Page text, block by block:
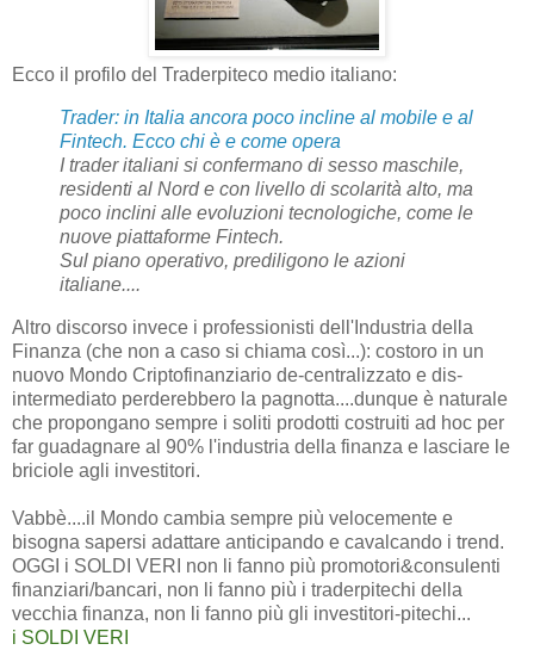
Ecco il profilo del Traderpiteco medio italiano:
Trader: in Italia ancora poco incline al mobile e al
Fintech. Ecco chi è e come opera
I trader italiani si confermano di sesso maschile,
residenti al Nord e con livello di scolarità alto, ma
poco inclini alle evoluzioni tecnologiche, come le
nuove piattaforme Fintech.
Sul piano operativo, prediligono le azioni
italiane....
Altro discorso invece i professionisti dell'Industria della
Finanza (che non a caso si chiama così...): costoro in un
nuovo Mondo Criptofinanziario de-centralizzato e dis-
intermediato perderebbero la pagnotta....dunque è naturale
che propongano sempre i soliti prodotti costruiti ad hoc per
far guadagnare al 90% l'industria della finanza e lasciare le
briciole agli investitori.
Vabbè....il Mondo cambia sempre più velocemente e
bisogna sapersi adattare anticipando e cavalcando i trend.
OGGI i SOLDI VERI non li fanno più promotori&consulenti
finanziari/bancari, non li fanno più i traderpitechi della
vecchia finanza, non li fanno più gli investitori-pitechi...
i SOLDI VERI